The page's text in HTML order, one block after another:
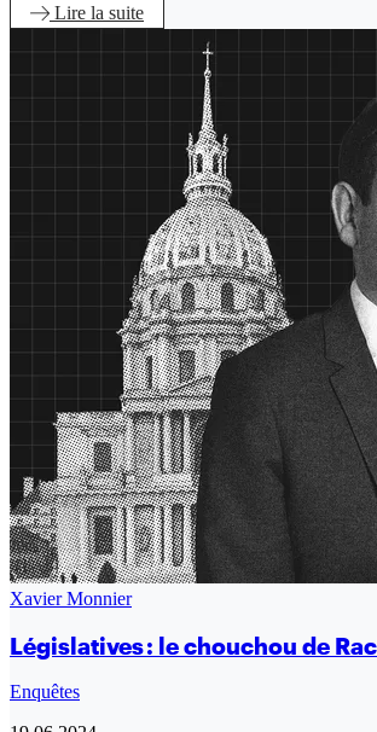
Lire la suite
Xavier Monnier
Législatives : le chouchou de
Enquêtes